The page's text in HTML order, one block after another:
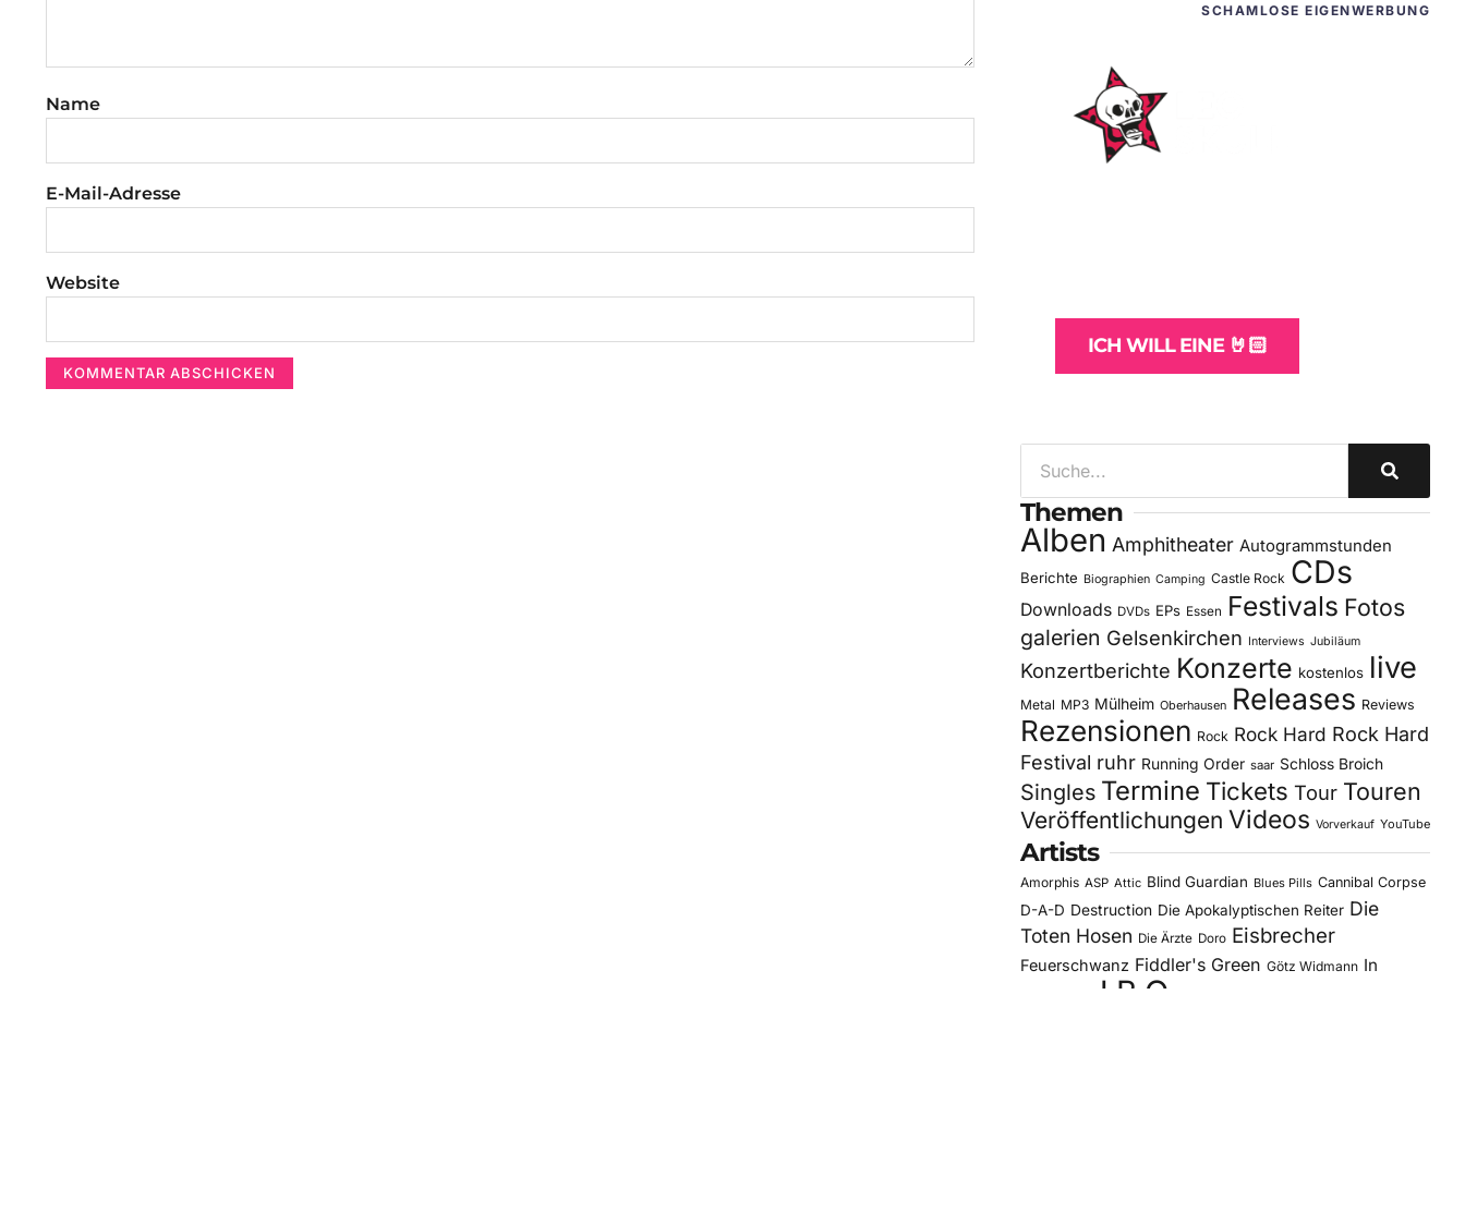
Name
E-Mail-Adresse
Website
SCHAMLOSE EIGENWERBUNG
ICH WILL EINE 🤘🏻
Themen
Alben Amphitheater Autogrammstunden
Berichte Biographien Camping Castle Rock CDs
Downloads DVDs EPs Essen Festivals Fotos
galerien Gelsenkirchen Interviews Jubiläum
Konzertberichte Konzerte kostenlos live
Metal MP3 Mülheim Oberhausen Releases Reviews
Rezensionen Rock Rock Hard Rock Hard
Festival ruhr Running Order saar Schloss Broich
Singles Termine Tickets Tour Touren
Veröffentlichungen Videos Vorverkauf YouTube
Artists
Amorphis ASP Attic Blind Guardian Blues Pills Cannibal Corpse
D-A-D Destruction Die Apokalyptischen Reiter Die
Toten Hosen Die Ärzte Doro Eisbrecher
Feuerschwanz Fiddler's Green Götz Widmann In
J.B.O.